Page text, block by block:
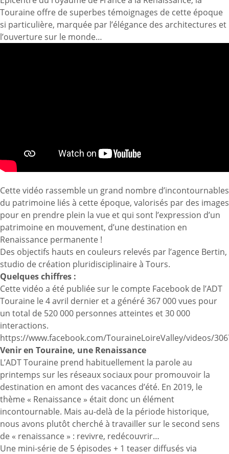
Touraine offre de superbes témoignages de cette époque
si particulière, marquée par l’élégance des architectures et
l’ouverture sur le monde…
Cette vidéo rassemble un grand nombre d’incontournables
du patrimoine liés à cette époque, valorisés par des images
pour en prendre plein la vue et qui sont l’expression d’un
patrimoine en mouvement, d’une destination en
Renaissance permanente !
Des objectifs hauts en couleurs relevés par l’agence Bertin,
studio de création pluridisciplinaire à Tours.
Quelques chiffres :
Cette vidéo a été publiée sur le compte Facebook de l’ADT
Touraine le 4 avril dernier et a généré 367 000 vues pour
un total de 520 000 personnes atteintes et 30 000
interactions.
https://www.facebook.com/TouraineLoireValley/videos/
Venir en Touraine, une Renaissance
L’ADT Touraine prend habituellement la parole au
printemps sur les réseaux sociaux pour promouvoir la
destination en amont des vacances d’été. En 2019, le
thème « Renaissance » était donc un élément
incontournable. Mais au-delà de la période historique,
nous avons plutôt cherché à travailler sur le second sens
de « renaissance » : revivre, redécouvrir…
Une mini-série de 5 épisodes + 1 teaser diffusés via